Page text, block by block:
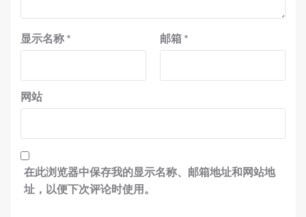
显示名称 * 邮箱 *
网站
在此浏览器中保存我的显示名称、邮箱地址和网站地
址，以便下次评论时使用。